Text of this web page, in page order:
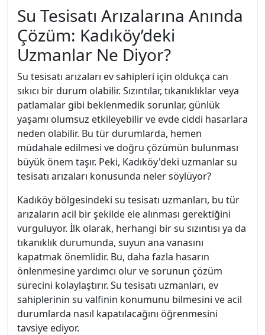
Su Tesisatı Arızalarına Anında
Çözüm: Kadıköy’deki
Uzmanlar Ne Diyor?
Su tesisatı arızaları ev sahipleri için oldukça can
sıkıcı bir durum olabilir. Sızıntılar, tıkanıklıklar veya
patlamalar gibi beklenmedik sorunlar, günlük
yaşamı olumsuz etkileyebilir ve evde ciddi hasarlara
neden olabilir. Bu tür durumlarda, hemen
müdahale edilmesi ve doğru çözümün bulunması
büyük önem taşır. Peki, Kadıköy'deki uzmanlar su
tesisatı arızaları konusunda neler söylüyor?
Kadıköy bölgesindeki su tesisatı uzmanları, bu tür
arızaların acil bir şekilde ele alınması gerektiğini
vurguluyor. İlk olarak, herhangi bir su sızıntısı ya da
tıkanıklık durumunda, suyun ana vanasını
kapatmak önemlidir. Bu, daha fazla hasarın
önlenmesine yardımcı olur ve sorunun çözüm
sürecini kolaylaştırır. Su tesisatı uzmanları, ev
sahiplerinin su valfinin konumunu bilmesini ve acil
durumlarda nasıl kapatılacağını öğrenmesini
tavsiye ediyor.